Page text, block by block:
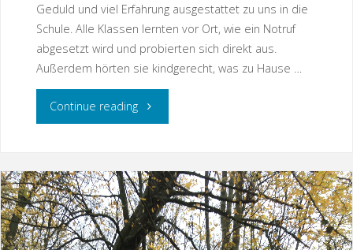
Geduld und viel Erfahrung ausgestattet zu uns in die
Schule. Alle Klassen lernten vor Ort, wie ein Notruf
abgesetzt wird und probierten sich direkt aus.
Außerdem hörten sie kindgerecht, was zu Hause …
Continue reading"Was
wir,
wenn
es